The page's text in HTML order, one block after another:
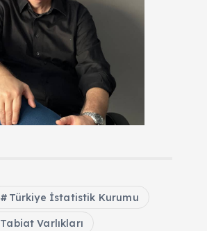
Türkiye İstatistik Kurumu
Tabiat Varlıkları